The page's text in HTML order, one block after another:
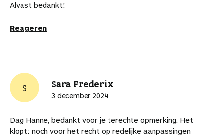
Alvast bedankt!
Reageren
S Sara Frederix
3 december 2024
Dag Hanne, bedankt voor je terechte opmerking. Het
klopt: noch voor het recht op redelijke aanpassingen